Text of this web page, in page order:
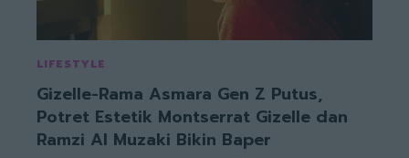
LIFESTYLE
Gizelle-Rama Asmara Gen Z Putus,
Potret Estetik Montserrat Gizelle dan
Ramzi Al Muzaki Bikin Baper